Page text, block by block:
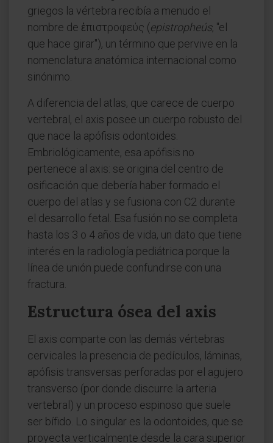
griegos la vértebra recibía a menudo el
nombre de ἐπιστροφεύς (epistropheús, "el
que hace girar"), un término que pervive en la
nomenclatura anatómica internacional como
sinónimo.
A diferencia del atlas, que carece de cuerpo
vertebral, el axis posee un cuerpo robusto del
que nace la apófisis odontoides.
Embriológicamente, esa apófisis no
pertenece al axis: se origina del centro de
osificación que debería haber formado el
cuerpo del atlas y se fusiona con C2 durante
el desarrollo fetal. Esa fusión no se completa
hasta los 3 o 4 años de vida, un dato que tiene
interés en la radiología pediátrica porque la
línea de unión puede confundirse con una
fractura.
Estructura ósea del axis
El axis comparte con las demás vértebras
cervicales la presencia de pedículos, láminas,
apófisis transversas perforadas por el agujero
transverso (por donde discurre la arteria
vertebral) y un proceso espinoso que suele
ser bífido. Lo singular es la odontoides, que se
proyecta verticalmente desde la cara superior